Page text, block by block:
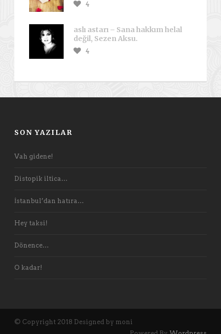
4
aslı astarı – Sana hakkım helal
değil, Sezen Aksu.
4
SON YAZILAR
Vah gidene!
Distopik iltica…
İstanbul’dan hatıra…
Hey taksi!
Dönence…
O kadar!
© Copyright 2018 Designed by moni